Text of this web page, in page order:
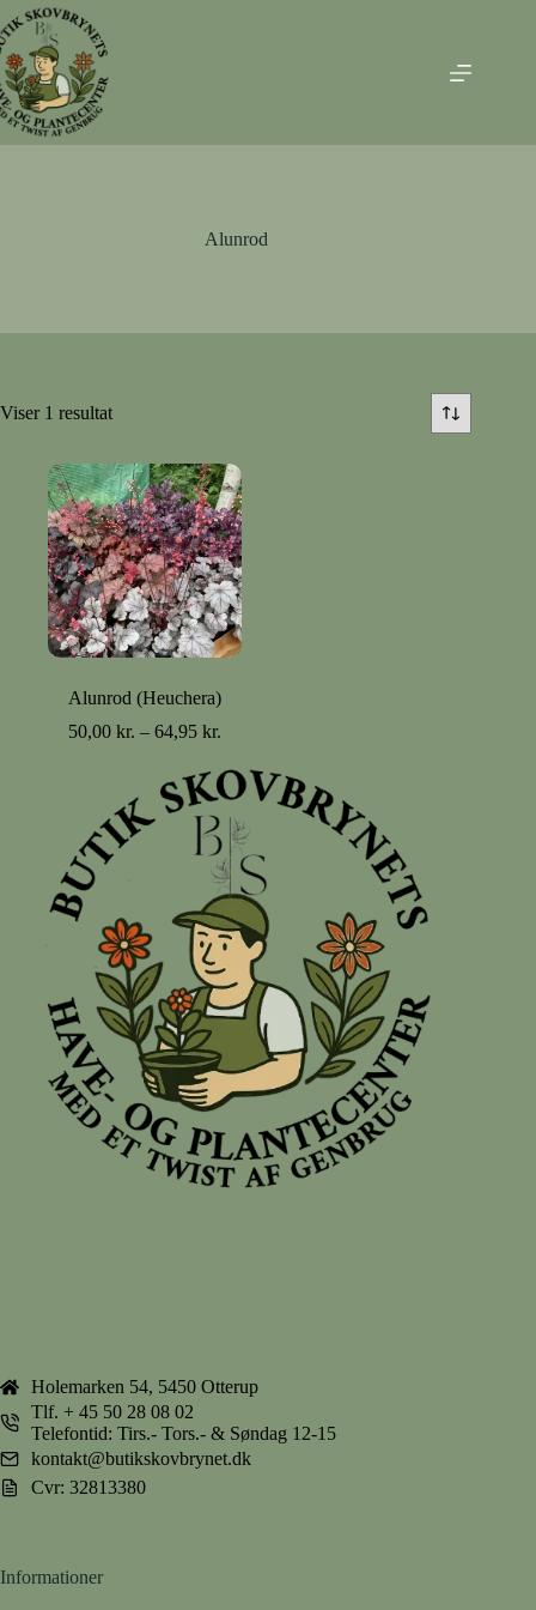
Fortsæt
til
indhold
Alunrod
Viser 1 resultat
Alunrod (Heuchera)
50,00kr. – 64,95kr.
til
64,95 kr.
Holemarken 54, 5450 Otterup
Tlf. + 45 50 28 08 02
Telefontid: Tirs.- Tors.- & Søndag 12-15
kontakt@butikskovbrynet.dk
Cvr: 32813380
Informationer